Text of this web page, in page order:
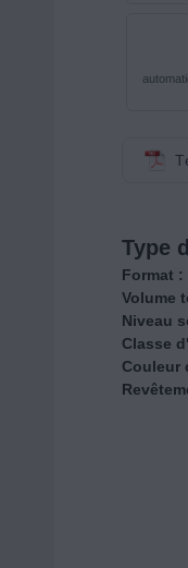
Type
Format :
Volume
Niveau
Classe
Couleur